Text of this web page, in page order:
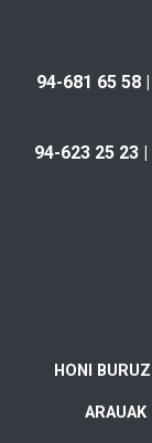
94-681 65 58 |
94-623 25 23 |
HONI BURUZ
ARAUAK